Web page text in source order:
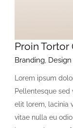
Proin Tortor
Branding, Design
Lorem ipsum
Pellentesque sed
elit lorem, lacinia
vitae nulla eu